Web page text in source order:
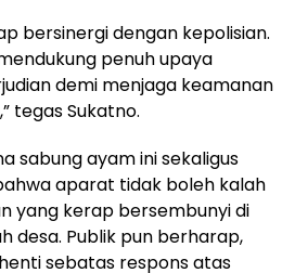
bersinergi dengan kepolisian.
penuh upaya
demi menjaga keamanan
tegas Sukatno.
sabung ayam ini sekaligus
aparat tidak boleh kalah
yang kerap bersembunyi di
desa. Publik pun berharap,
sebatas respons atas